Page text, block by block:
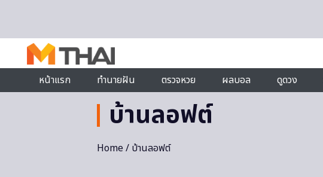
หน้าแรก
ทำนายฝัน ตรวจหวย ผลบอล ดูดวง
บ้านลอฟต์
Home/ บ้านลอฟต์